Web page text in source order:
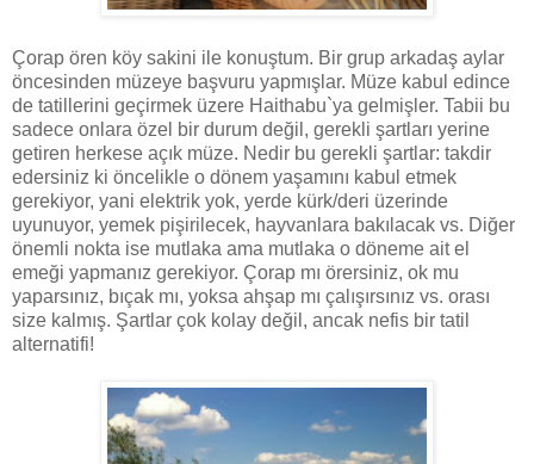
Çorap ören köy sakini ile konuştum. Bir grup arkadaş aylar
öncesinden müzeye başvuru yapmışlar. Müze kabul edince
de tatillerini geçirmek üzere Haithabu`ya gelmişler. Tabii bu
sadece onlara özel bir durum değil, gerekli şartları yerine
getiren herkese açık müze. Nedir bu gerekli şartlar: takdir
edersiniz ki öncelikle o dönem yaşamını kabul etmek
gerekiyor, yani elektrik yok, yerde kürk/deri üzerinde
uyunuyor, yemek pişirilecek, hayvanlara bakılacak vs. Diğer
önemli nokta ise mutlaka ama mutlaka o döneme ait el
emeği yapmanız gerekiyor. Çorap mı örersiniz, ok mu
yaparsınız, bıçak mı, yoksa ahşap mı çalışırsınız vs. orası
size kalmış. Şartlar çok kolay değil, ancak nefis bir tatil
alternatifi!